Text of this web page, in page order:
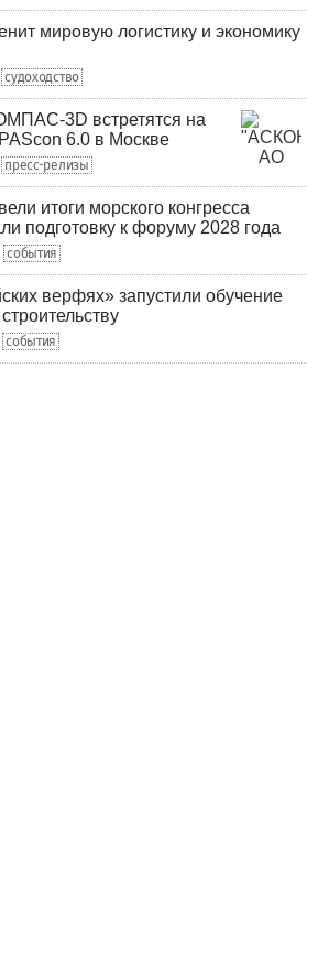
мировую логистику и экономику
судоходство
3D встретятся на
6.0 в Москве
пресс-релизы
итоги морского конгресса
подготовку к форуму 2028 года
события
верфях» запустили обучение
события